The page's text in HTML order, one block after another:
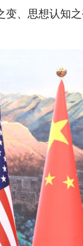
变、思想认知